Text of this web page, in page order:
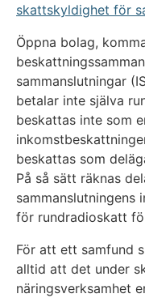
skattskyldighet för
Öppna bolag,
sammanslutningar
betalar inte själva
beskattas inte som
beskattas som
På så sätt räknas
sammanslutningens
för rundradioskatt
För att ett samfund
alltid att det under
näringsverksamhet